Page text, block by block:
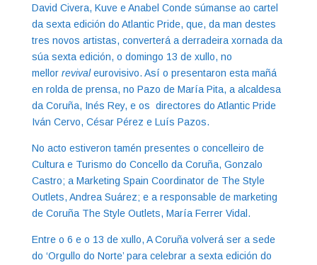
David Civera, Kuve e Anabel Conde súmanse ao cartel
da sexta edición do Atlantic Pride, que, da man destes
tres novos artistas, converterá a derradeira xornada da
súa sexta edición, o domingo 13 de xullo, no
mellor revivaleurovisivo. Así o presentaron esta mañá
en rolda de prensa, no Pazo de María Pita, a alcaldesa
da Coruña, Inés Rey, e os directores do Atlantic Pride
Iván Cervo, César Pérez e Luís Pazos.
No acto estiveron tamén presentes o concelleiro de
Cultura e Turismo do Concello da Coruña, Gonzalo
Castro; a Marketing Spain Coordinator de The Style
Outlets, Andrea Suárez; e a responsable de marketing
de Coruña The Style Outlets, María Ferrer Vidal.
Entre o 6 e o 13 de xullo, A Coruña volverá ser a sede
do ‘Orgullo do Norte’ para celebrar a sexta edición do